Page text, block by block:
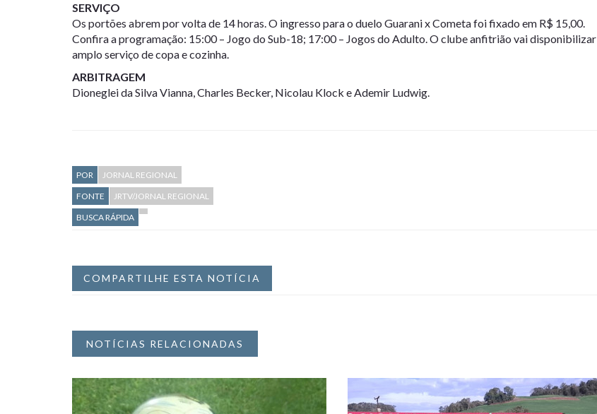
SERVIÇO
Os portões abrem por volta de 14 horas. O ingresso para o duelo Guarani x Cometa foi fixado em R$ 15,00.
Confira a programação: 15:00 – Jogo do Sub-18; 17:00 – Jogos do Adulto. O clube anfitrião vai disponibilizar
amplo serviço de copa e cozinha.
ARBITRAGEM
Dioneglei da Silva Vianna, Charles Becker, Nicolau Klock e Ademir Ludwig.
POR
JORNAL REGIONAL
FONTE
JRTV/JORNAL REGIONAL
BUSCA RÁPIDA
COMPARTILHE ESTA NOTÍCIA
NOTÍCIAS RELACIONADAS